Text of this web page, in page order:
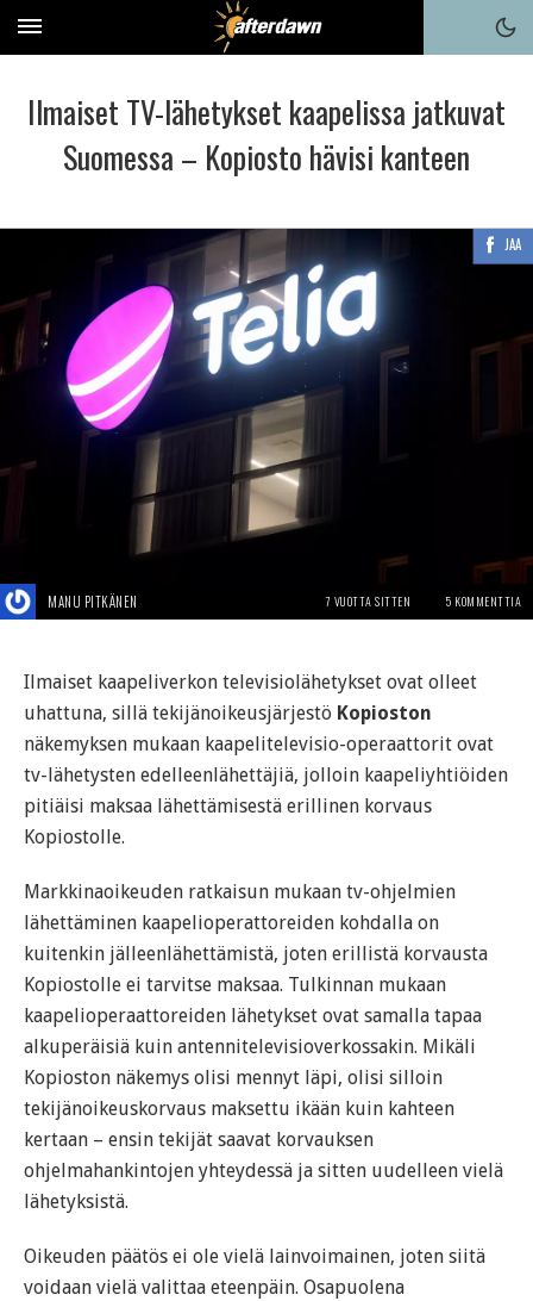
Ilmaiset TV-lähetykset kaapelissa jatkuvat
Suomessa – Kopiosto hävisi kanteen
JAA
MANU PITKÄNEN 7 VUOTTA SITTEN 5 KOMMENTTIA
Ilmaiset kaapeliverkon televisiolähetykset ovat olleet
uhattuna, sillä tekijänoikeusjärjestö Kopioston
näkemyksen mukaan kaapelitelevisio-operaattorit ovat
tv-lähetysten edelleenlähettäjiä, jolloin kaapeliyhtiöiden
pitiäisi maksaa lähettämisestä erillinen korvaus
Kopiostolle.
Markkinaoikeuden ratkaisun mukaan tv-ohjelmien
lähettäminen kaapelioperattoreiden kohdalla on
kuitenkin jälleenlähettämistä, joten erillistä korvausta
Kopiostolle ei tarvitse maksaa. Tulkinnan mukaan
kaapelioperaattoreiden lähetykset ovat samalla tapaa
alkuperäisiä kuin antennitelevisioverkossakin. Mikäli
Kopioston näkemys olisi mennyt läpi, olisi silloin
tekijänoikeuskorvaus maksettu ikään kuin kahteen
kertaan – ensin tekijät saavat korvauksen
ohjelmahankintojen yhteydessä ja sitten uudelleen vielä
lähetyksistä.
Oikeuden päätös ei ole vielä lainvoimainen, joten siitä
voidaan vielä valittaa eteenpäin. Osapuolena